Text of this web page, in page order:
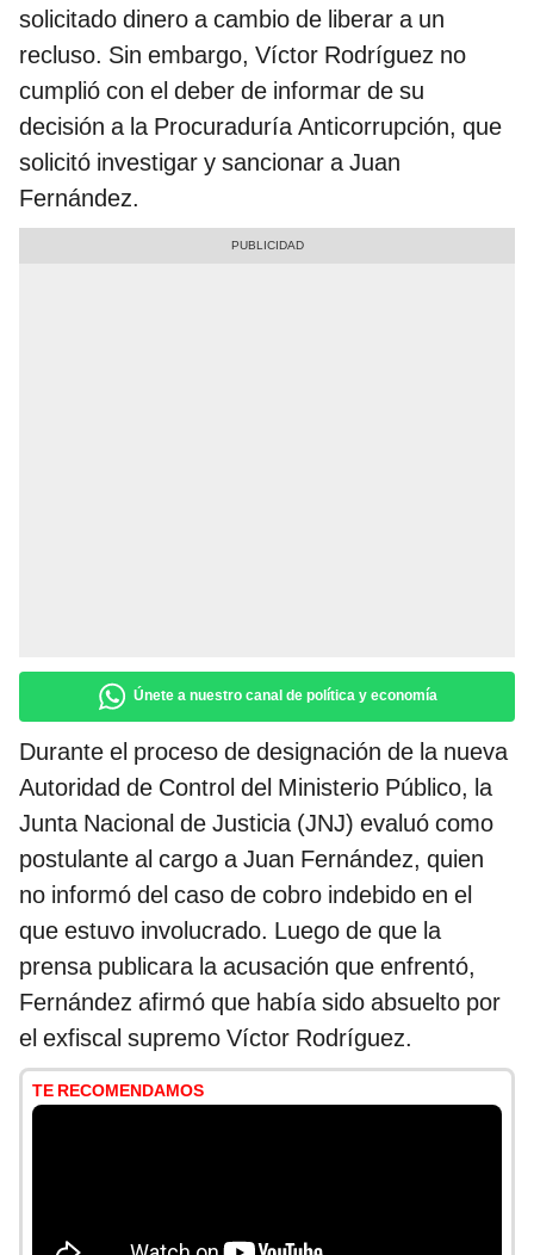
solicitado dinero a cambio de liberar a un
recluso. Sin embargo, Víctor Rodríguez no
cumplió con el deber de informar de su
decisión a la Procuraduría Anticorrupción, que
solicitó investigar y sancionar a Juan
Fernández.
Únete a nuestro canal de política y economía
Durante el proceso de designación de la nueva
Autoridad de Control del Ministerio Público, la
Junta Nacional de Justicia (JNJ) evaluó como
postulante al cargo a Juan Fernández, quien
no informó del caso de cobro indebido en el
que estuvo involucrado. Luego de que la
prensa publicara la acusación que enfrentó,
Fernández afirmó que había sido absuelto por
el exfiscal supremo Víctor Rodríguez.
TE RECOMENDAMOS